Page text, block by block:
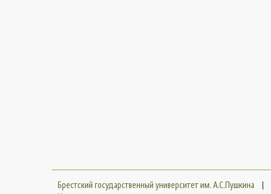
Брестский государственный университет им. А.С.Пушкина |